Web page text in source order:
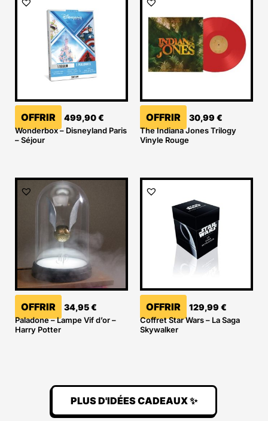
OFFRIR 499,90€
Wonderbox – Disneyland Paris
– Séjour
OFFRIR 30,99 €
The Indiana Jones Trilogy
Vinyle Rouge
OFFRIR 34,95€
Paladone – Lampe Vif d’or –
Harry Potter
OFFRIR 129,99 €
Coffret Star Wars – La Saga
Skywalker
PLUS D'IDÉES CADEAUX ✨